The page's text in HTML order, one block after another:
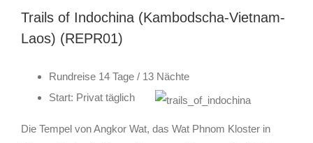
Trails of Indochina (Kambodscha-Vietnam-
Laos) (REPR01)
Rundreise 14 Tage / 13 Nächte
Start: Privat täglich
Die Tempel von Angkor Wat, das Wat Phnom Kloster in